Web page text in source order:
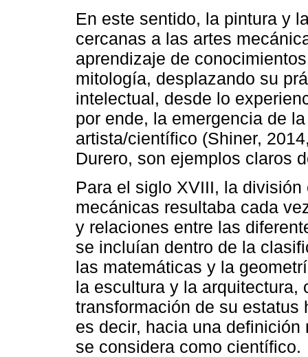
En este sentido, la pintura y
cercanas a las artes
aprendizaje de
mitología, desplazando su
intelectual, desde lo
por ende, la emergencia de
artista/científico (Shiner,
Durero, son ejemplos claros
Para el siglo XVIII, la
mecánicas resultaba cada
y relaciones entre las
se incluían dentro de la
las matemáticas y la
la escultura y la arquitectura,
transformación de su
es decir, hacia una
se considera como científico.